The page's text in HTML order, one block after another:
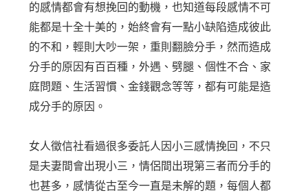
的感情都會有想挽回的動機，也知道每段感情不可
能都是十全十美的，始終會有一點小缺陷造成彼此
的不和，輕則大吵一架，重則翻臉分手，然而造成
分手的原因有百百種，外遇、劈腿、個性不合、家
庭問題、生活習慣、金錢觀念等等，都有可能是造
成分手的原因。
女人徵信社看過很多委託人因小三感情挽回，不只
是夫妻間會出現小三，情侶間出現第三者而分手的
也甚多，感情從古至今一直是未解的題，每個人都